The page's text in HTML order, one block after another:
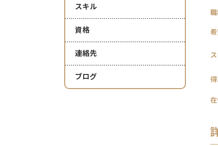
スキル
資格
連絡先
ブログ